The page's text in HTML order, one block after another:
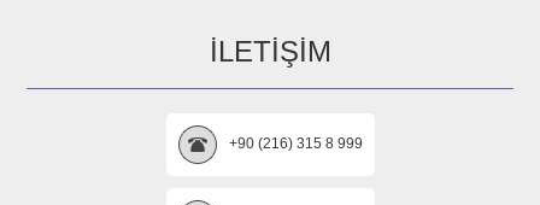
İLETIŞIM
+90 (216) 315 8 999